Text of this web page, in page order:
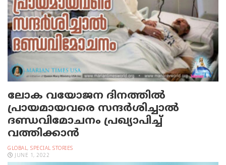
ലോക വയോജന ദിനത്തിൽ
പ്രായമായവരെ സന്ദർശിച്ചാൽ
ദണ്ഡവിമോചനം പ്രഖ്യാപിച്ച്
വത്തിക്കാൻ
GLOBAL, SPECIAL STORIES
JUNE 1, 2022